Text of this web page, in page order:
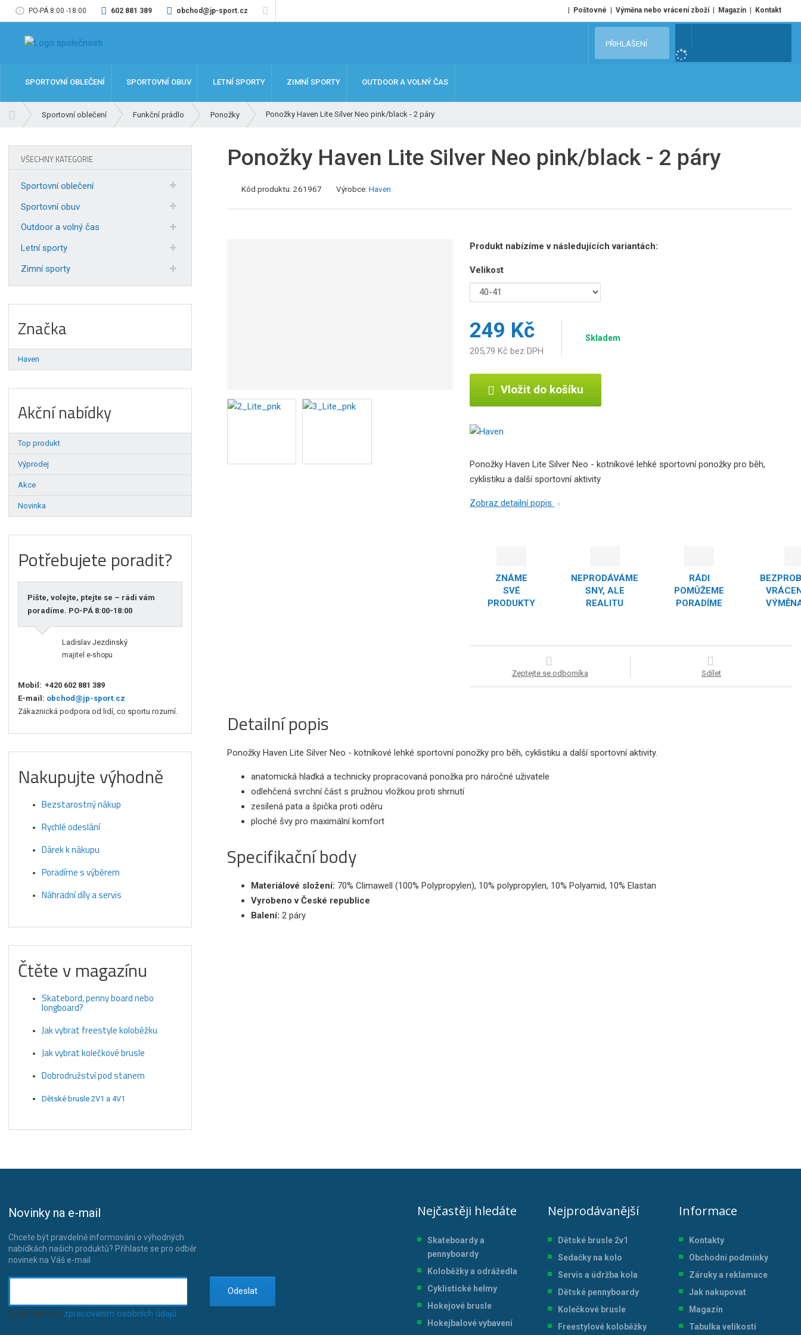
PO-PÁ 8:00 -18:00 602 881 389 obchod@jp-sport.cz Poštovné Výměna nebo vrácení zboží Magazín Kontakt
e
PŘIHLÁŠENÍ
SPORTOVNÍ OBLEČENÍ SPORTOVNÍ OBUV LETNÍ SPORTY ZIMNÍ SPORTY OUTDOOR A VOLNÝ ČAS
Sportovní oblečení Funkční prádlo Ponožky Ponožky Haven Lite Silver Neo pink/black - 2 páry
Ponožky Haven Lite Silver Neo pink/black - 2 páry
Kód produktu: 261967 Výrobce: Haven
Produkt nabízíme v následujících variantách:
Velikost
249 Kč
205,79 Kč bez DPH
Skladem
Vložit do košíku
Ponožky Haven Lite Silver Neo - kotníkové lehké sportovní ponožky pro běh,
cyklistiku a další sportovní aktivity
Zobraz detailní popis
ZNÁME
SVÉ
PRODUKTY
NEPRODÁVÁME
SNY, ALE
REALITU
RÁDI
POMŮŽEME
PORADÍME
Zeptejte se odborníka Sdílet
Detailní popis
Ponožky Haven Lite Silver Neo - kotníkové lehké sportovní ponožky pro běh, cyklistiku a další sportovní aktivity.
anatomická hladká a technicky propracovaná ponožka pro náročné uživatele
odlehčená svrchní část s pružnou vložkou proti shrnutí
zesílená pata a špička proti oděru
ploché švy pro maximální komfort
Specifikační body
Materiálové složení: 70% Climawell (100% Polypropylen), 10% polypropylen, 10% Polyamid, 10% Elastan
Vyrobeno v České republice
Balení: 2 páry
VŠECHNY KATEGORIE
Sportovní oblečení
Sportovní obuv
Outdoor a volný čas
Letní sporty
Zimní sporty
Značka
Haven
Akční nabídky
Top produkt
Výprodej
Akce
Novinka
Potřebujete poradit?
Pište, volejte, ptejte se – rádi vám
poradíme. PO-PÁ 8:00-18:00
Ladislav Jezdinský
majitel e-shopu
Mobil: +420 602 881 389
E-mail: obchod@jp-sport.cz
Zákaznická podpora od lidí, co sportu rozumí.
Nakupujte výhodně
Bezstarostný nákup
Rychlé odeslání
Dárek k nákupu
Poradíme s výběrem
Náhradní díly a servis
Čtěte v magazínu
Skatebord, penny board nebo
longboard?
Jak vybrat freestyle koloběžku
Jak vybrat kolečkové brusle
Dobrodružství pod stanem
Dětské brusle 2V1 a 4V1
Novinky na e-mail
Chcete být pravdelně informováni o výhodných
nabídkách našich produktů? Přihlaste se pro odběr
novinek na Váš e-mail
Odeslat
Souhlasím se zpracováním osobních údajů.
Nejčastěji hledáte
Skateboardy a
pennyboardy
Koloběžky a odrážedla
Cyklistické helmy
Hokejové brusle
Hokejbalové vybavení
Nejprodávanější
Dětské brusle 2v1
Sedačky na kolo
Servis a údržba kola
Dětské pennyboardy
Kolečkové brusle
Freestylové koloběžky
Informace
Kontakty
Obchodní podmínky
Záruky a reklamace
Jak nakupovat
Magazín
Tabulka velikostí